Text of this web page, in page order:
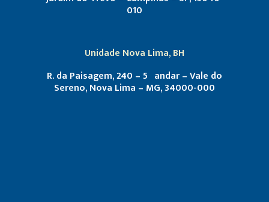
010
Unidade Nova Lima, BH
R. da Paisagem, 240 – 5º andar – Vale do
Sereno, Nova Lima – MG, 34000-000